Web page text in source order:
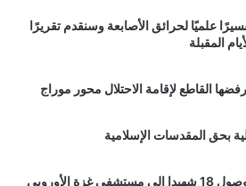
علميًا لحرائق الأصابعة وسنقدم تقريرًا
المقبلة
القاطع لإقامة الاحتلال محور موراج
بحق المقدسات الإسلامية
الاحتلال يواصل جرائمه.. وصول 18 شهيدا إلى مستشفى غزة الأوروبي